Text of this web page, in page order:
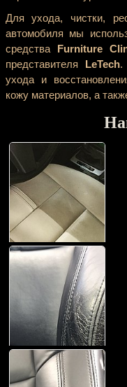
Для ухода, чистки,
автомобиля мы
средства Furniture
представителя LeTech.
ухода и
кожу материалов, а